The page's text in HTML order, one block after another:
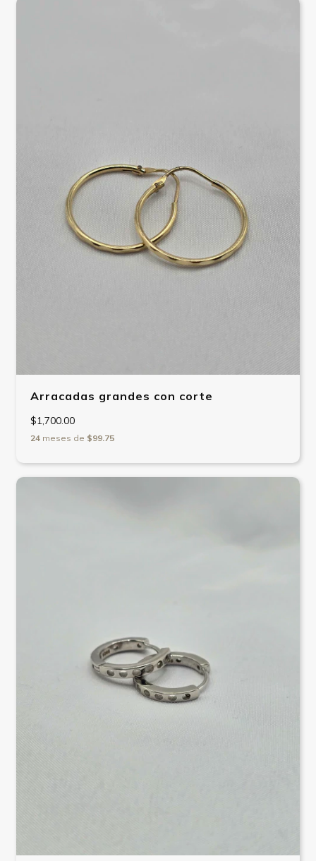
Arracadas grandes con corte
$1,700.00
24 meses de $99.75